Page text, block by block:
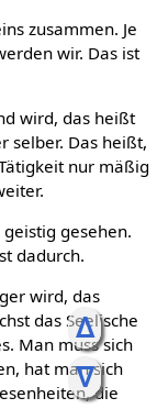
ᐃ
ᐁ
zusammen. Je
wir. Das ist
wird, das heißt
selber. Das heißt,
nur mäßig
gesehen.
dadurch.
wird, das
das Seelische
Man muss sich
hat man sich
die